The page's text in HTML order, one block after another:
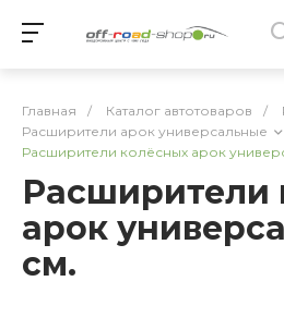
Главная / Каталог автотоваров /
Расширители арок универсальные
Расширители колёсных арок
Расширители
арок
см.